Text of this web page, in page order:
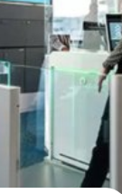
นำร่องที่ช่วยให้นัก
พื่อยืนยันตัวตนได้
งาน ในสนามบิน
าน และมีความ
ตัวตนแบบดิจิทัล
เดินทางจาก
นนิเพก และ
สนามบินและ